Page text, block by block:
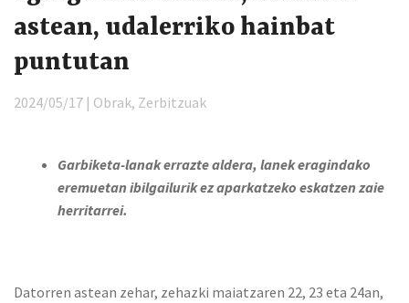
astean, udalerriko hainbat
puntutan
2024/05/17 | Obrak, Zerbitzuak
Garbiketa-lanak errazte aldera, lanek eragindako
eremuetan ibilgailurik ez aparkatzeko eskatzen zaie
herritarrei.
Datorren astean zehar, zehazki maiatzaren 22, 23 eta 24an,